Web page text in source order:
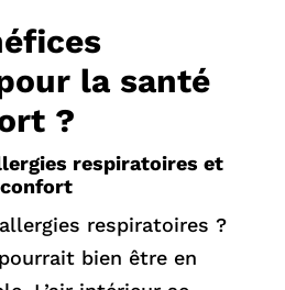
la santé
?
respiratoires et
respiratoires ?
bien être en